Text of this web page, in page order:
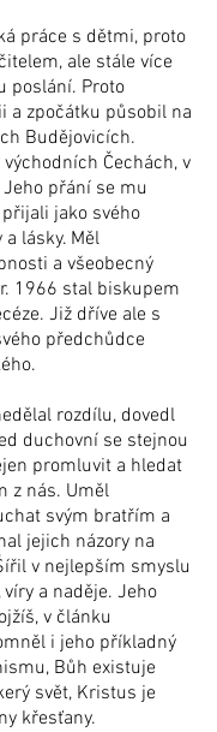
práce s dětmi, proto
ale stále více
poslání. Proto
a zpočátku působil na
Budějovicích.
Čechách, v
Jeho přání se mu
jako svého
lásky. Měl
a všeobecný
1966 stal biskupem
Již dříve ale s
předchůdce
rozdílu, dovedl
duchovní se stejnou
promluvit a hledat
z nás. Uměl
svým bratřím a
jejich názory na
v nejlepším smyslu
a naděje. Jeho
v článku
i jeho příkladný
Bůh existuje
svět, Kristus je
křesťany.